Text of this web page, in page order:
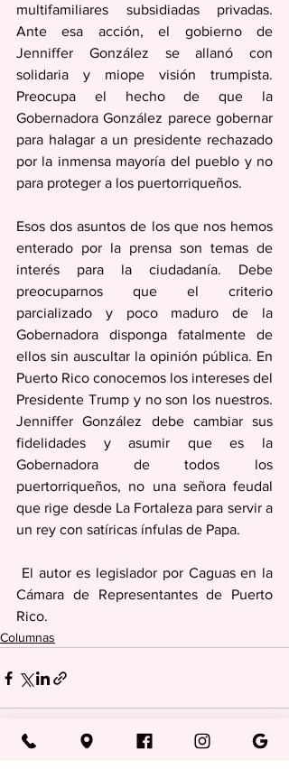
multifamiliares subsidiadas privadas.
Ante esa acción, el gobierno de
Jenniffer González se allanó con
solidaria y miope visión trumpista.
Preocupa el hecho de que la
Gobernadora González parece gobernar
para halagar a un presidente rechazado
por la inmensa mayoría del pueblo y no
para proteger a los puertorriqueños.
Esos dos asuntos de los que nos hemos
enterado por la prensa son temas de
interés para la ciudadanía. Debe
preocuparnos que el criterio
parcializado y poco maduro de la
Gobernadora disponga fatalmente de
ellos sin auscultar la opinión pública. En
Puerto Rico conocemos los intereses del
Presidente Trump y no son los nuestros.
Jenniffer González debe cambiar sus
fidelidades y asumir que es la
Gobernadora de todos los
puertorriqueños, no una señora feudal
que rige desde La Fortaleza para servir a
un rey con satíricas ínfulas de Papa.
Cámara de Representantes de Puerto
Rico.
Columnas